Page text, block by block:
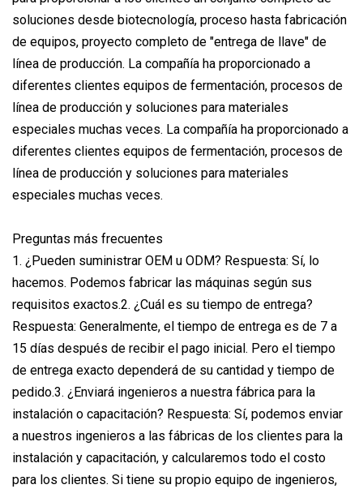
soluciones desde biotecnología, proceso hasta fabricación
de equipos, proyecto completo de "entrega de llave" de
línea de producción. La compañía ha proporcionado a
diferentes clientes equipos de fermentación, procesos de
línea de producción y soluciones para materiales
especiales muchas veces. La compañía ha proporcionado a
diferentes clientes equipos de fermentación, procesos de
línea de producción y soluciones para materiales
especiales muchas veces.
Preguntas más frecuentes
1. ¿Pueden suministrar OEM u ODM? Respuesta: Sí, lo
hacemos. Podemos fabricar las máquinas según sus
requisitos exactos.2. ¿Cuál es su tiempo de entrega?
Respuesta: Generalmente, el tiempo de entrega es de 7 a
15 días después de recibir el pago inicial. Pero el tiempo
de entrega exacto dependerá de su cantidad y tiempo de
pedido.3. ¿Enviará ingenieros a nuestra fábrica para la
instalación o capacitación? Respuesta: Sí, podemos enviar
a nuestros ingenieros a las fábricas de los clientes para la
instalación y capacitación, y calcularemos todo el costo
para los clientes. Si tiene su propio equipo de ingenieros,